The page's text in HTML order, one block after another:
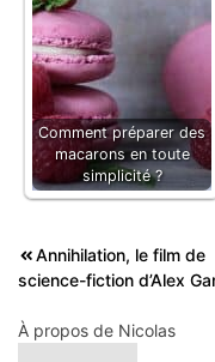
Comment préparer des
macarons en toute
simplicité ?
Navigation
de
l’article
Annihilation, le film de
science-fiction d’Alex
À propos de Nicolas